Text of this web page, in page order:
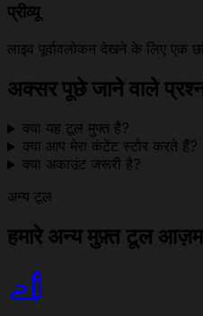
प्रीव्यू
लाइव पूर्वावलोकन देखने के लिए एक
अक्सर पूछे जाने वाले
क्या यह टूल मुफ्त है?
क्या आप मेरा कंटेंट स्टोर करते हैं?
क्या अकाउंट जरूरी है?
अन्य टूल
हमारे अन्य मुफ़्त टूल